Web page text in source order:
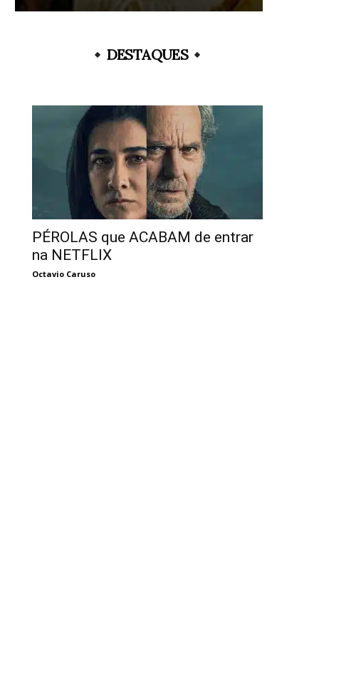
DESTAQUES
PÉROLAS que ACABAM de entrar
na NETFLIX
Octavio Caruso